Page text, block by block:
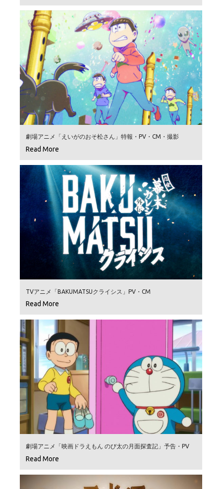
劇場アニメ「えいがのおそ松さん」特報・PV・CM・撮影
Read More
TVアニメ「BAKUMATSUクライシス」PV・CM
Read More
劇場アニメ「映画ドラえもん のび太の月面探査記」予告・PV
Read More